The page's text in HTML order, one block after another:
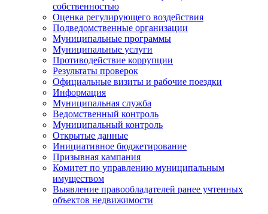
собственностью
Оценка регулирующего воздействия
Подведомственные организации
Муниципальные программы
Муниципальные услуги
Противодействие коррупции
Результаты проверок
Официальные визиты и рабочие поездки
Информация
Муниципальная служба
Ведомственный контроль
Муниципальный контроль
Открытые данные
Инициативное бюджетирование
Призывная кампания
Комитет по управлению муниципальным
имуществом
Выявление правообладателей ранее учтенных
объектов недвижимости